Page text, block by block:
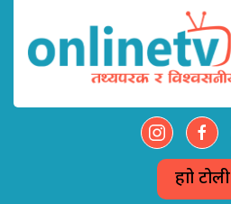
हाम्रो टोली